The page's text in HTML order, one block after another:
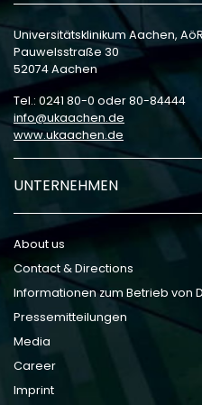
Universitätsklinikum Aachen, AöR
Pauwelsstraße 30
52074 Aachen
Tel.: 0241 80-0 oder 80-84444
info
ukaachen de
www.ukaachen.de
UNTERNEHMEN
About us
Contact & Directions
Informationen zum Betrieb von
Pressemitteilungen
Media
Career
Imprint